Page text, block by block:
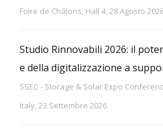
Foire de Châlons, Hall 4, 28 Agosto
Studio Rinnovabili 2026: il
e della digitalizzazione a
SSEC - Storage & Solar Expo
Italy, 23 Settembre 2026